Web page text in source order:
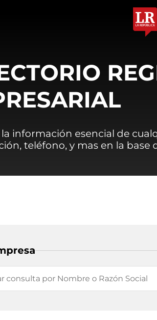
la información esencial de
teléfono, y mas en la